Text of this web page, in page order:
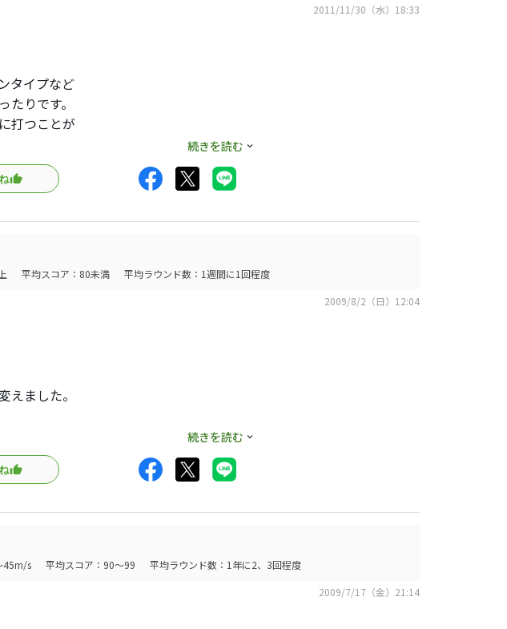
2011/11/30（水）18:33
タイプなど
りです。
打つことが
でショート
も。
続きを読む
平均スコア：80未満
平均ラウンド数：1週間に1回程度
2009/8/2（日）12:04
えました。
ために、打感は柔らかいのですが、ロング
い情報を頂きました。
早くお伝えしようと、口コミさせてもらい
続きを読む
45m/s 平均スコア：90～99
平均ラウンド数：1年に2、3回程度
2009/7/17（金）21:14